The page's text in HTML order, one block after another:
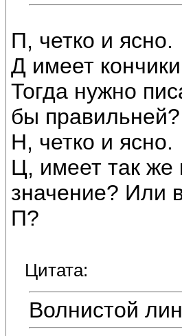
П, четко и ясно.
Д имеет
Тогда нужно
бы правильней?
Н, четко и ясно.
Ц, имеет так же
значение? Или
П?
Цитата:
Волнистой